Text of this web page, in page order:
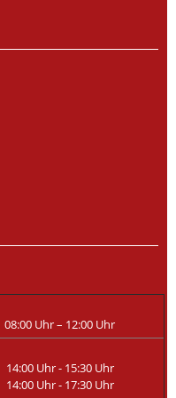
08:00 Uhr – 12:00 Uhr
14:00 Uhr - 15:30 Uhr
14:00 Uhr - 17:30 Uhr